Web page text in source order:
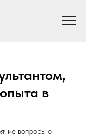
в
вопросы о